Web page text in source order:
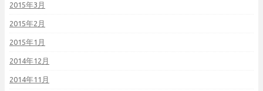
2015年3月
2015年2月
2015年1月
2014年12月
2014年11月